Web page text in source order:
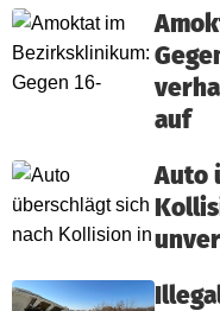
auf
Auto